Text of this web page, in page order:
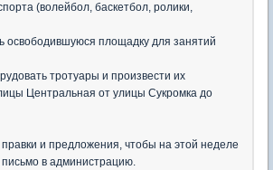
(волейбол, баскетбол, ролики,
освободившуюся площадку для занятий
тротуары и произвести их
Центральная от улицы Сукромка до
и предложения, чтобы на этой неделе
в администрацию.